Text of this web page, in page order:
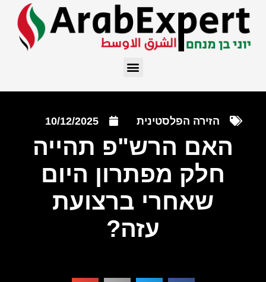
הזירה הפלסטינית 10/12/2025
האם הרש"פ תהייה
חלק מפתרון היום
שאחרי ברצועת
עזה?